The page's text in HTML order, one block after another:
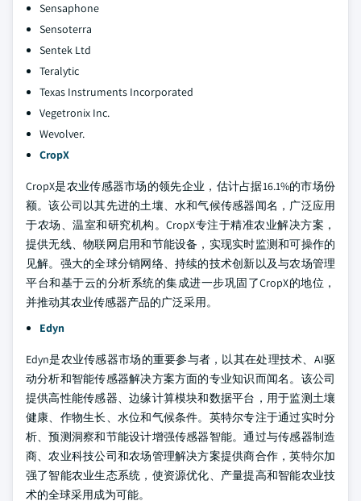
Sensaphone
Sensoterra
Sentek Ltd
Teralytic
Texas Instruments Incorporated
Vegetronix Inc.
Wevolver.
CropX
CropX是农业传感器市场的领先企业，估计占据16.1%的市场份
额。该公司以其先进的土壤、水和气候传感器闻名，广泛应用
于农场、温室和研究机构。CropX专注于精准农业解决方案，
提供无线、物联网启用和节能设备，实现实时监测和可操作的
见解。强大的全球分销网络、持续的技术创新以及与农场管理
平台和基于云的分析系统的集成进一步巩固了CropX的地位，
并推动其农业传感器产品的广泛采用。
Edyn
Edyn是农业传感器市场的重要参与者，以其在处理技术、AI驱
动分析和智能传感器解决方案方面的专业知识而闻名。该公司
提供高性能传感器、边缘计算模块和数据平台，用于监测土壤
健康、作物生长、水位和气候条件。英特尔专注于通过实时分
析、预测洞察和节能设计增强传感器智能。通过与传感器制造
商、农业科技公司和农场管理解决方案提供商合作，英特尔加
强了智能农业生态系统，使资源优化、产量提高和智能农业技
术的全球采用成为可能。